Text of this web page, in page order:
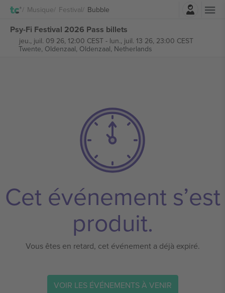
Musique Festival Bubble
Psy-Fi Festival 2026 Pass billets
jeu., juil. 09 26, 12:00 CEST- lun., juil. 13 26, 23:00 CEST
Twente, Oldenzaal, Oldenzaal, Netherlands
Cet événement s’est
produit.
Vous êtes en retard, cet événement a déjà expiré.
VOIR LES ÉVÉNEMENTS À VENIR